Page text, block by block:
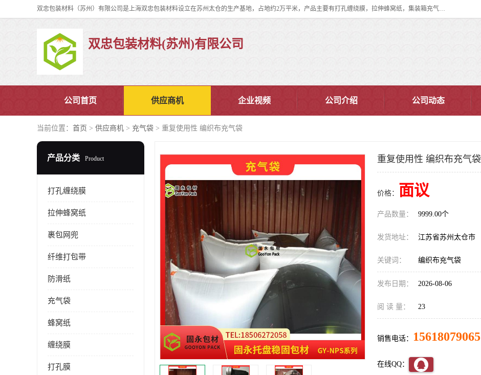
双忠包装材料（苏州）有限公司是上海双忠包装材料设立在苏州太仓的生产基地，占地约2万平米，产品主要有打孔缠绕膜，拉伸蜂窝纸，集装箱充气袋，滑托板，打包带，裹包网兜，防滑纸等箱体和托盘的运输和保护性包材。固永包材®，GooYon Pack®，是我们保护性包装材料的专属品牌。
双忠包装材料(苏州)有限公司
公司首页 供应商机 企业视频 公司介绍 公司动态
当前位置： 首页 > 供应商机 > 充气袋 > 重复使用性 编织布充气袋
产品分类 Product
打孔缠绕膜
拉伸蜂窝纸
裹包网兜
纤维打包带
防滑纸
充气袋
蜂窝纸
缠绕膜
打孔膜
重复使用性 编织布充气袋
价格： 面议
产品数量： 9999.00个
发货地址： 江苏省苏州太仓市
关键词： 编织布充气袋
发布日期： 2026-08-06
阅 读 量： 23
销售电话： 15618079065
在线QQ：